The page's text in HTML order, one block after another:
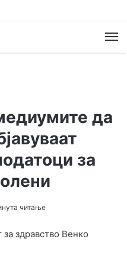
да
за
читање
за здравство Венко